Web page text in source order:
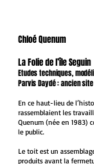
NOUVEAU
Chloé Quenum
​La Folie de l’île Seguin
Etudes techniques,
Parvis Daydé : ancien
En ce haut-lieu de
rassemblaient les
Quenum (née en 1983)
le public.
Le toit est un
produits avant la